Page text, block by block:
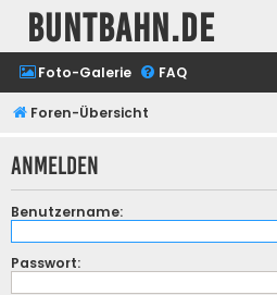
buntbahn.de
Foto-Galerie FAQ
Foren-Übersicht
Anmelden
Benutzername:
Passwort: